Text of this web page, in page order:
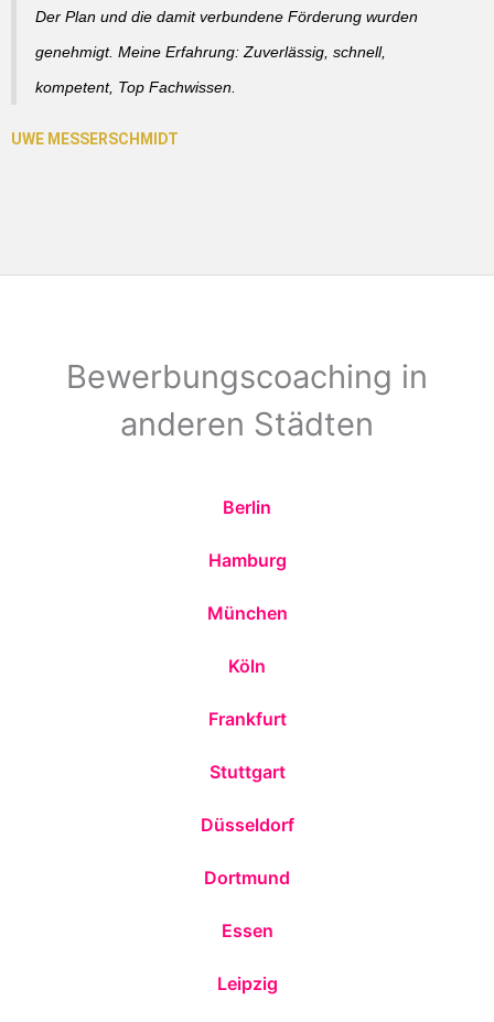
Der Plan und die damit verbundene Förderung wurden
genehmigt. Meine Erfahrung: Zuverlässig, schnell,
kompetent, Top Fachwissen.
Bewerbungscoaching in
anderen Städten
Berlin
Hamburg
München
Köln
Frankfurt
Stuttgart
Düsseldorf
Dortmund
Essen
Leipzig